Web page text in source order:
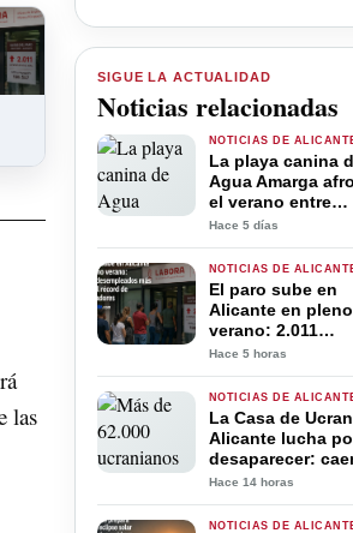
las
SIGUE LA ACTUALIDAD
Noticias relacionadas
NOTICIAS DE
La playa canina
Agua Amarga
el verano entre
basura, cristales y
mantenimiento
Hace 5 días
NOTICIAS DE
El paro sube en
Alicante en pleno
verano: 2.011
desempleados
trabajadores
Hace 5 horas
NOTICIAS DE
La Casa de
Alicante lucha
desaparecer:
ayudas y el
cuatro años de
Hace 14 horas
NOTICIAS DE